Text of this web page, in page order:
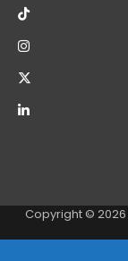
Copyright © 2026